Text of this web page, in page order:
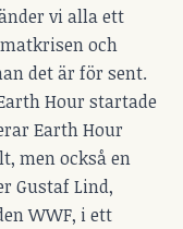
vi alla ett
och
det är för sent.
Hour startade
Earth Hour
men också en
Gustaf Lind,
WWF, i ett